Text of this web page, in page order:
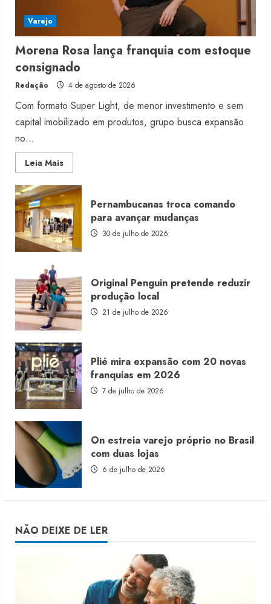
Varejo
Morena Rosa lança franquia com estoque
consignado
Redação 4 de agosto de 2026
Com formato Super Light, de menor investimento e sem
capital imobilizado em produtos, grupo busca expansão
no...
Leia MaisRead
more
Morena
Rosa
lança
franquia
com
estoque
consignado
Pernambucanas troca comando
para avançar mudanças
30 de julho de 2026
Original Penguin pretende reduzir
produção local
21 de julho de 2026
Plié mira expansão com 20 novas
franquias em 2026
7 de julho de 2026
On estreia varejo próprio no Brasil
com duas lojas
6 de julho de 2026
NÃO DEIXE DE LER